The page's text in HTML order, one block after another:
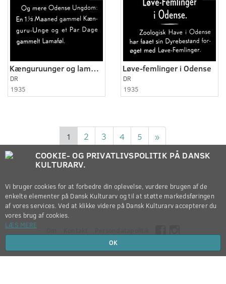
Kænguruunger og lamaføl
DR
1935
Løve-femlinger i Odense
DR
1935
1 2 3 4 5 »
Copyright © 2012-2026
COOKIE- OG PRIVATLIVSPOLITIK PÅ DANSK
KULTURARV.
Vi bruger cookies for at forbedre din oplevelse, vurdere brugen af de
enkelte elementer på Dansk Kulturarv og til at støtte markedsføringen
af vores services. Ved at klikke videre på Dansk Kulturarv accepterer du
vores brug af cookies.
LÆS MERE
OK